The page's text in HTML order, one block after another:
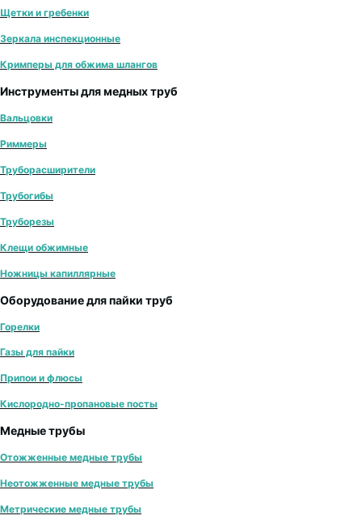
Щетки и гребенки
Зеркала инспекционные
Кримперы для обжима шлангов
Инструменты для медных труб
Вальцовки
Риммеры
Труборасширители
Трубогибы
Труборезы
Клещи обжимные
Ножницы капиллярные
Оборудование для пайки труб
Горелки
Газы для пайки
Припои и флюсы
Кислородно-пропановые посты
Медные трубы
Отожженные медные трубы
Неотожженные медные трубы
Метрические медные трубы